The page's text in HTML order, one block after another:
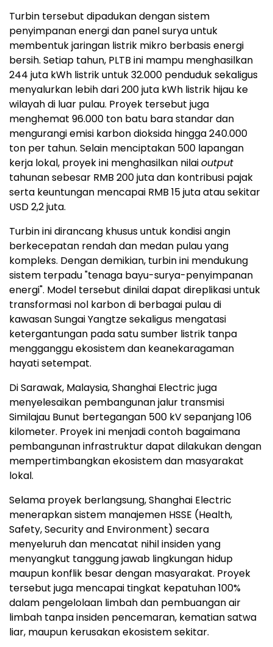
Turbin tersebut dipadukan dengan sistem
penyimpanan energi dan panel surya untuk
membentuk jaringan listrik mikro berbasis energi
bersih. Setiap tahun, PLTB ini mampu menghasilkan
244 juta kWh listrik untuk 32.000 penduduk sekaligus
menyalurkan lebih dari 200 juta kWh listrik hijau ke
wilayah di luar pulau. Proyek tersebut juga
menghemat 96.000 ton batu bara standar dan
mengurangi emisi karbon dioksida hingga 240.000
ton per tahun. Selain menciptakan 500 lapangan
kerja lokal, proyek ini menghasilkan nilaioutput
tahunan sebesar RMB 200 juta dan kontribusi pajak
serta keuntungan mencapai RMB 15 juta atau sekitar
USD 2,2 juta.
Turbin ini dirancang khusus untuk kondisi angin
berkecepatan rendah dan medan pulau yang
kompleks. Dengan demikian, turbin ini mendukung
sistem terpadu "tenaga bayu-surya-penyimpanan
energi". Model tersebut dinilai dapat direplikasi untuk
transformasi nol karbon di berbagai pulau di
kawasan Sungai Yangtze sekaligus mengatasi
ketergantungan pada satu sumber listrik tanpa
mengganggu ekosistem dan keanekaragaman
hayati setempat.
Di Sarawak, Malaysia, Shanghai Electric juga
menyelesaikan pembangunan jalur transmisi
Similajau Bunut bertegangan 500 kV sepanjang 106
kilometer. Proyek ini menjadi contoh bagaimana
pembangunan infrastruktur dapat dilakukan dengan
mempertimbangkan ekosistem dan masyarakat
lokal.
Selama proyek berlangsung, Shanghai Electric
menerapkan sistem manajemen HSSE (Health,
Safety, Security and Environment) secara
menyeluruh dan mencatat nihil insiden yang
menyangkut tanggung jawab lingkungan hidup
maupun konflik besar dengan masyarakat. Proyek
tersebut juga mencapai tingkat kepatuhan 100%
dalam pengelolaan limbah dan pembuangan air
limbah tanpa insiden pencemaran, kematian satwa
liar, maupun kerusakan ekosistem sekitar.